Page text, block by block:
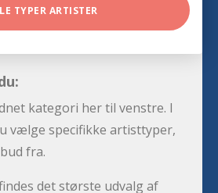
TYPER ARTISTER
kategori her til venstre. I
vælge specifikke artisttyper,
fra.
det største udvalg af